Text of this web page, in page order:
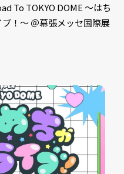
To TOKYO DOME 〜はち
！〜 ＠幕張メッセ国際展